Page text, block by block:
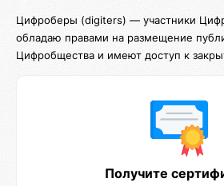
Цифроберы (digiters) — участники
обладаю правами на размещение
Цифробщества и имеют доступ к
Получите